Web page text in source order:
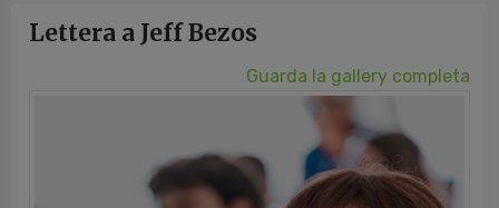
Lettera a Jeff Bezos
Guarda la gallery completa